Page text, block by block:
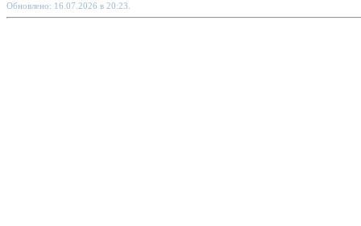
Обновлено: 16.07.2026 в 20:23.